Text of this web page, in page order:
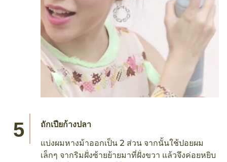
ถักเปียก้างปลา
แบ่งผมหางม้าออกเป็น 2 ส่วน จากนั้นใช้ปอยผม
เล็กๆ จากริมฝั่งซ้ายย้ายมาที่ฝั่งขวา แล้วจึงค่อยหยิบ